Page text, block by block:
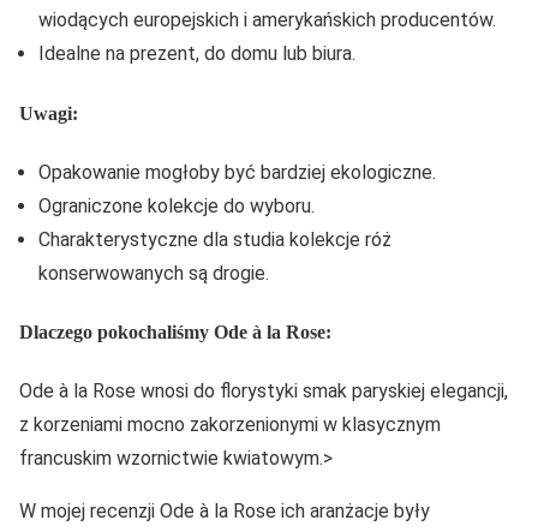
wiodących europejskich i amerykańskich producentów.
Idealne na prezent, do domu lub biura.
Uwagi:
Opakowanie mogłoby być bardziej ekologiczne.
Ograniczone kolekcje do wyboru.
Charakterystyczne dla studia kolekcje róż
konserwowanych są drogie.
Dlaczego pokochaliśmy Ode à la Rose:
Ode à la Rose wnosi do florystyki smak paryskiej elegancji,
z korzeniami mocno zakorzenionymi w klasycznym
francuskim wzornictwie kwiatowym.>
W mojej recenzji Ode à la Rose ich aranżacje były